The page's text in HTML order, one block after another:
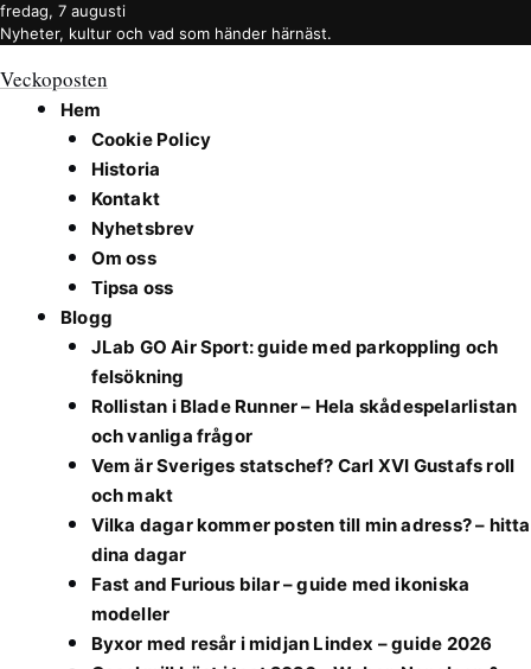
fredag, 7 augusti
Nyheter, kultur och vad som händer härnäst.
Veckoposten
Hem
Cookie Policy
Historia
Kontakt
Nyhetsbrev
Om oss
Tipsa oss
Blogg
JLab GO Air Sport: guide med parkoppling och
felsökning
Rollistan i Blade Runner – Hela skådespelarlistan
och vanliga frågor
Vem är Sveriges statschef? Carl XVI Gustafs roll
och makt
Vilka dagar kommer posten till min adress? – hitta
dina dagar
Fast and Furious bilar – guide med ikoniska
modeller
Byxor med resår i midjan Lindex – guide 2026